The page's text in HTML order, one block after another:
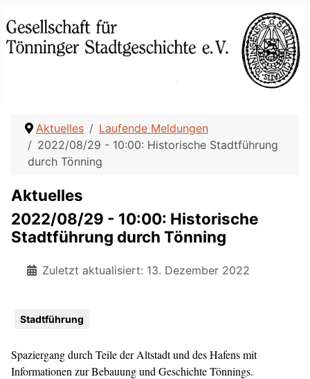
Aktuelles
Laufende Meldungen
2022/08/29 - 10:00: Historische Stadtführung
durch Tönning
Aktuelles
2022/08/29 - 10:00: Historische
Stadtführung durch Tönning
Zuletzt aktualisiert: 13. Dezember 2022
Stadtführung
Spaziergang durch Teile der Altstadt und des Hafens mit
Informationen zur Bebauung und Geschichte Tönnings.